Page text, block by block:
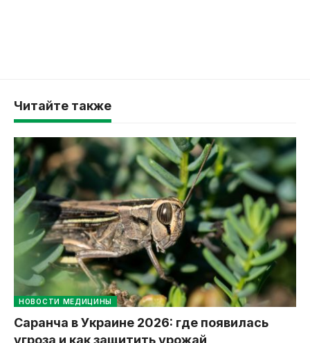
Читайте также
НОВОСТИ МЕДИЦИНЫ
Саранча в Украине 2026: где появилась
угроза и как защитить урожай